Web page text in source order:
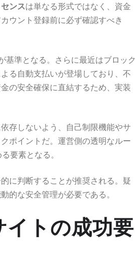
ンスは単なる形式ではなく、資金
ウント登録前に必ず確認すべき
基準となる。さらに最近はブロック
る自動支払いが登場しており、不
の安全確保に直結するため、実装
存しないよう、自己制限機能やサ
ポイントだ。運営側の透明なルー
要素となる。
に判断することが推奨される。疑
的な安全管理が必要である。
トの成功要